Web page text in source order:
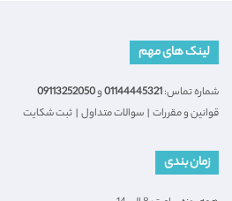
لینک های مهم
شماره تماس:01144445321و09113252050
قوانین و مقررات | سوالات متداول | ثبت شکایت
زمان بندی